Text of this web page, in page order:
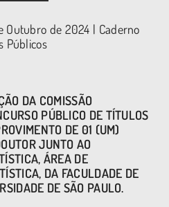
Outubro de 2024 | Caderno
Públicos
DA COMISSÃO
PÚBLICO DE TÍTULOS
DE 01 (UM)
JUNTO AO
ÁREA DE
DA FACULDADE DE
DE SÃO PAULO.